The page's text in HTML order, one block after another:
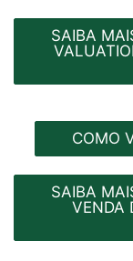
SAIBA
COMO
SAIBA
VENDA